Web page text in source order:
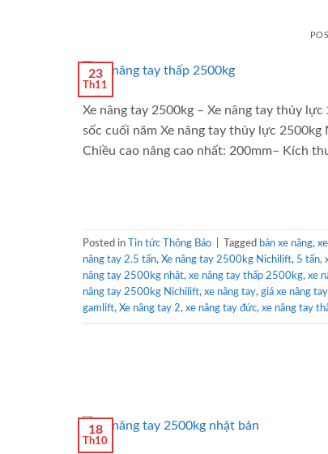
23
Th11
Xe nâng tay 2500kg – Xe nâng tay thủy
sốc cuối năm Xe nâng tay thủy lực
Chiều cao nâng cao nhất: 200mm– Kích
Posted in Tin tức Thông Báo Tagged bán xe nâng,
nâng tay 2.5 tấn, Xe nâng tay 2500kg Nichilift, 5 tấn,
nâng tay 2500kg nhật, xe nâng tay thấp 2500kg, xe
nâng tay 2500kg Nichilift, xe nâng tay, giá xe nâng tay
gamlift, Xe nâng tay 2, xe nâng tay đức, xe nâng tay
18
Th10